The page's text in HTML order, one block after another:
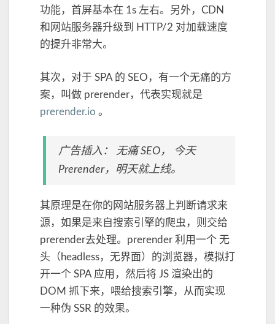
功能，首屏基本在 1s 左右。另外，CDN
和网站服务器升级到 HTTP/2 对加载速度
的提升非常大。
其次，对于 SPA 的 SEO，有一个无痛的方
案，叫做 prerender，代表实现就是
prerender.io 。
广告插入： 无痛 SEO， 今天
Prerender，明天就上线。
其原理是在你的网站服务器上判断请求来
源，如果是来自搜索引擎的爬虫，则交给
prerender去处理。prerender 利用一个 无
头（headless，无界面）的浏览器，模拟打
开一个 SPA 应用，然后将 JS 渲染出的
DOM 抓下来，喂给搜索引擎，从而实现
一种伪 SSR 的效果。